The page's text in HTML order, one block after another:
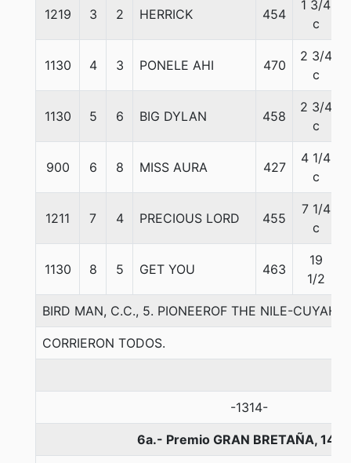
1219 3 2 HERRICK 454
1 3/4
c
1130 4 3 PONELE AHI 470
2 3/4
c
1130 5 6 BIG DYLAN 458
2 3/4
c
900 6 8 MISS AURA 427
4 1/4
c
1211 7 4 PRECIOUS LORD 455
7 1/4
c
1130 8 5 GET YOU 463
19
1/2
BIRD MAN, C.C., 5. PIONEEROF THE NILE-
CORRIERON TODOS.
-1314-
6a.- Premio GRAN BRETAÑA,